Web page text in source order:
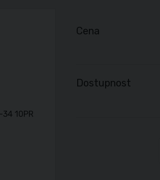
Cena
Dostupnost